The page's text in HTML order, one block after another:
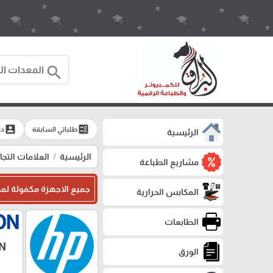
search
الرئيسية
مشاريع الطباعة
المكابس الحرارية
الطابعات
الورق
ballotطلباتي السابقة account_box
الرئيسية العلامات
جميع الاجهزة مكفولة